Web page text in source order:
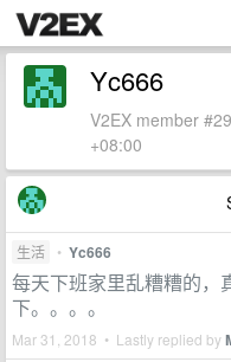
Yc666
V2EX member
+08:00
生活 • Yc666
每天下班家里乱糟糟的，
下。。。。
Mar 31, 2018 • Lastly replied by